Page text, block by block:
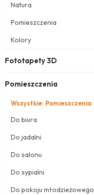
Natura
Pomieszczenia
Kolory
Fototapety 3D
Pomieszczenia
Wszystkie: Pomieszczenia
Do biura
Do jadalni
Do salonu
Do sypialni
Do pokoju młodzieżowego